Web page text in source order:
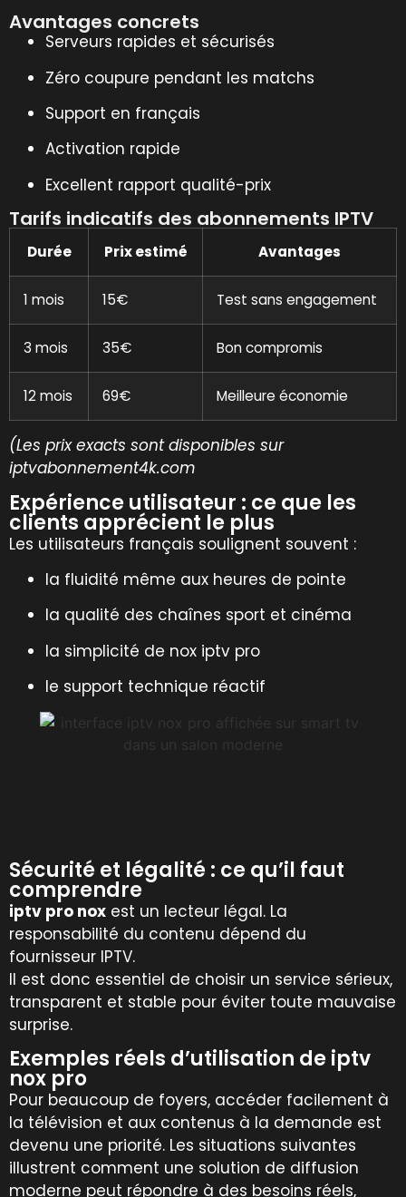
Avantages concrets
Serveurs rapides et sécurisés
Zéro coupure pendant les matchs
Support en français
Activation rapide
Excellent rapport qualité-prix
Tarifs indicatifs des abonnements IPTV
Durée Prix estimé Avantages
1 mois 15€ Test sans engagement
3 mois 35€ Bon compromis
12 mois 69€ Meilleure économie
(Les prix exacts sont disponibles sur
iptvabonnement4k.com
Expérience utilisateur : ce que les
clients apprécient le plus
Les utilisateurs français soulignent souvent :
la fluidité même aux heures de pointe
la qualité des chaînes sport et cinéma
la simplicité de nox iptv pro
le support technique réactif
Sécurité et légalité : ce qu’il faut
comprendre
iptv pro nox est un lecteur légal. La
responsabilité du contenu dépend du
fournisseur IPTV.
Il est donc essentiel de choisir un service sérieux,
transparent et stable pour éviter toute mauvaise
surprise.
Exemples réels d’utilisation de iptv
nox pro
Pour beaucoup de foyers, accéder facilement à
la télévision et aux contenus à la demande est
devenu une priorité. Les situations suivantes
illustrent comment une solution de diffusion
moderne peut répondre à des besoins réels,